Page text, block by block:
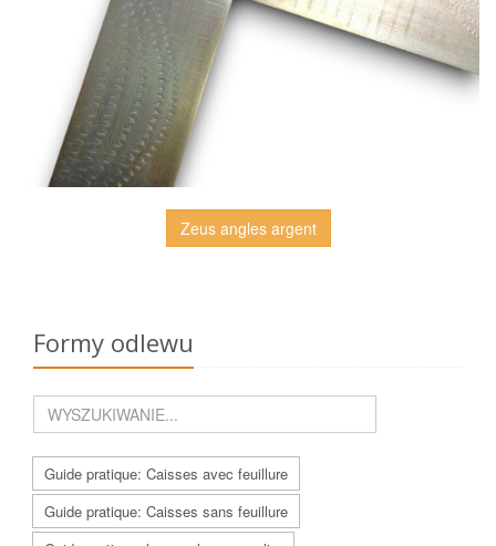
Zeus angles argent
Formy odlewu
Guide pratique: Caisses avec feuillure
Guide pratique: Caisses sans feuillure